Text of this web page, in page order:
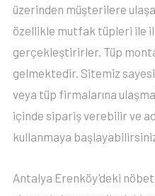
üzerinden müşterilere
özellikle mutfak tüpleri ile
gerçekleştirirler. Tüp
gelmektedir. Sitemiz
veya tüp firmalarına
içinde sipariş verebilir ve
kullanmaya
Antalya Erenköy’deki